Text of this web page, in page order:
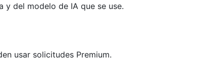
y del modelo de IA que se use.
usar solicitudes Premium.